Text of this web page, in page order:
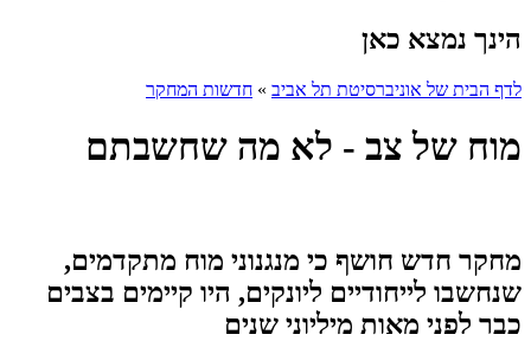
הינך נמצא כאן
לדף הבית של אוניברסיטת תל אביב » חדשות המחקר
מוח של צב - לא מה שחשבתם
מחקר חדש חושף כי מנגנוני מוח מתקדמים,
שנחשבו לייחודיים ליונקים, היו קיימים בצבים
כבר לפני מאות מיליוני שנים